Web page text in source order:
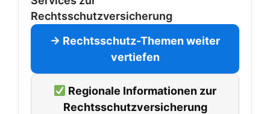
Rechtsschutzversicherung
→ Rechtsschutz-Themen weiter
vertiefen
Regionale Informationen zur
Rechtsschutzversicherung